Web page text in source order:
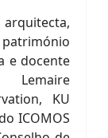
e docente
KU
ICOMOS